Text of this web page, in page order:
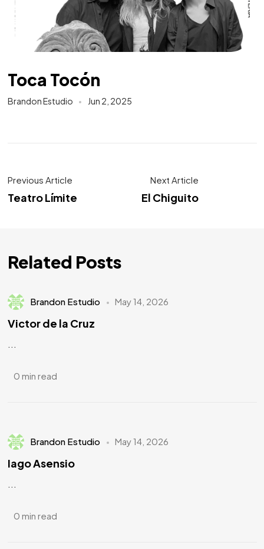
Toca Tocón
Brandon Estudio Jun 2, 2025
Previous Article
Teatro Límite
Next Article
El Chiguito
Related Posts
Brandon Estudio May 14, 2026
Victor de la Cruz
...
0 min read
Brandon Estudio May 14, 2026
Iago Asensio
...
0 min read